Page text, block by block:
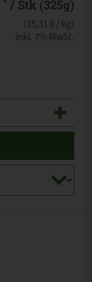
/ Stk (325g)
(15,31 € / kg)
inkl. 7% MwSt.